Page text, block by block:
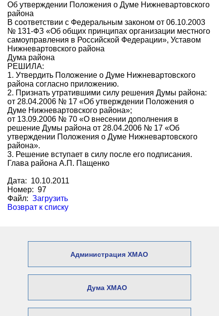
Об утверждении Положения о Думе Нижневартовского
района
В соответствии с Федеральным законом от 06.10.2003
№ 131-ФЗ «Об общих принципах организации местного
самоуправления в Российской Федерации», Уставом
Нижневартовского района
Дума района
РЕШИЛА:
1. Утвердить Положение о Думе Нижневартовского
района согласно приложению.
2. Признать утратившими силу решения Думы района:
от 28.04.2006 № 17 «Об утверждении Положения о
Думе Нижневартовского района»;
от 13.09.2006 № 70 «О внесении дополнения в
решение Думы района от 28.04.2006 № 17 «Об
утверждении Положения о Думе Нижневартовского
района».
3. Решение вступает в силу после его подписания.
Глава района А.П. Пащенко
Дата: 10.10.2011
Номер: 97
Файл: Загрузить
Возврат к списку
Администрация ХМАО
Дума ХМАО